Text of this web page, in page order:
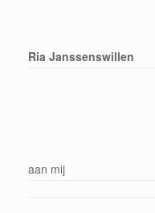
Ria Janssenswillen
aan mij